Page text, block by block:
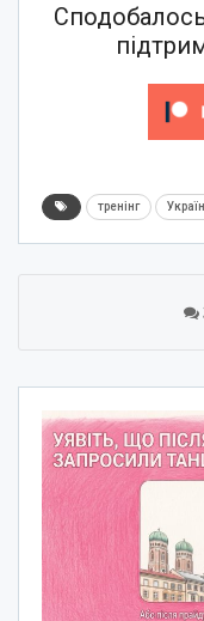
тренінг